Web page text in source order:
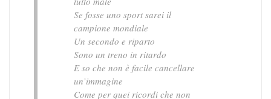
Se fosse uno sport sarei il
campione mondiale
Un secondo e riparto
Sono un treno in ritardo
E so che non è facile cancellare
un’immagine
Come per quei ricordi che non